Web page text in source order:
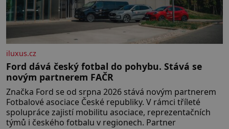
iluxus.cz
Ford dává český fotbal do pohybu. Stává se
novým partnerem FAČR
Značka Ford se od srpna 2026 stává novým partnerem
Fotbalové asociace České republiky. V rámci tříleté
spolupráce zajistí mobilitu asociace, reprezentačních
týmů i českého fotbalu v regionech. Partner